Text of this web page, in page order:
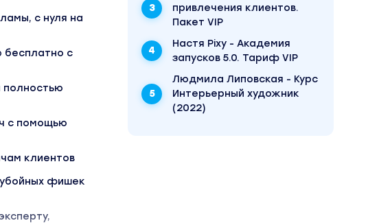
с нуля на
бесплатно с
полностью
с помощью
клиентов
убойных фишек
привлечения клиентов.
Пакет VIP
Настя Pixy - Академия
запусков 5.0. Тариф VIP
Людмила Липовская - Курс
Интерьерный художник
(2022)